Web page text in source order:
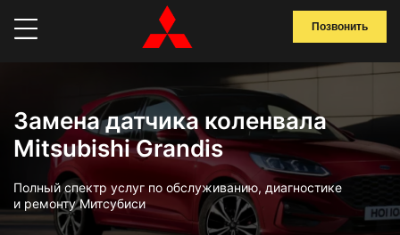
Позвонить
Замена датчика коленвала
Mitsubishi Grandis
Полный спектр услуг по обслуживанию, диагностике
и ремонту Митсубиси